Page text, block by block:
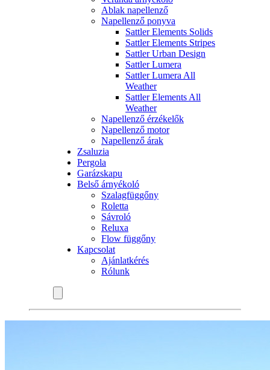
Ablak napellenző
Napellenző ponyva
Sattler Elements Solids
Sattler Elements Stripes
Sattler Urban Design
Sattler Lumera
Sattler Lumera All
Weather
Sattler Elements All
Weather
Napellenző érzékelők
Napellenző motor
Napellenző árak
Zsaluzia
Pergola
Garázskapu
Belső árnyékoló
Szalagfüggőny
Roletta
Sávroló
Reluxa
Flow függőny
Kapcsolat
Ajánlatkérés
Rólunk